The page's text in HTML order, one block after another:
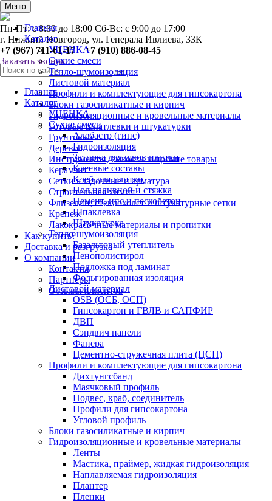
Меню
Главная
Каталог
УЦЕНКА
Сухие смеси
Тепло-шумоизоляция
Листовой материал
Профили и комплектующие для гипсокартона
Блоки газосиликатные и кирпич
Гидроизоляционные и кровельные материалы
Готовые шпатлевки и штукатурки
Грунтовки
Дерево
Инструменты, ёмкости и прочие товары
Керамзит
Сетки кладочные и арматура
Строительная химия
Флизелин, стеклохолст и штукатурные сетки
Крепеж
Лакокрасочные материалы и пропитки
Как купить?
Доставка и разгрузка
О компании
Контакты
Партнеры
Отзывы клиентов
0
Пн-Пт: с 8:30 до 18:00 Сб-Вс: с 9:00 до 17:00
г. Нижний Новгород, ул. Генерала Ивлиева, 33К
+7 (967) 711-61-17 +7 (910) 886-08-45
Заказать звонок
Главная
Каталог
УЦЕНКА
Сухие смеси
Алебастр (гипс)
Гидроизоляция
Затирка для швов плитки
Клеевые составы
Клей для плитки
Пол наливной и стяжка
Цемент, цпс и пескобетон
Шпаклевка
Штукатурка
Тепло-шумоизоляция
Базальтовый утеплитель
Пенополистирол
Подложка под ламинат
Фольгированная изоляция
Листовой материал
OSB (ОСБ, ОСП)
Гипсокартон и ГВЛВ и САПФИР
ДВП
Сэндвич панели
Фанера
Цементно-стружечная плита (ЦСП)
Профили и комплектующие для гипсокартона
Дихтунгсбанд
Маячковый профиль
Подвес, краб, соединитель
Профили для гипсокартона
Угловой профиль
Блоки газосиликатные и кирпич
Гидроизоляционные и кровельные материалы
Ленты
Мастика, праймер, жидкая гидроизоляция
Наплавляемая гидроизоляция
Плантер
Пленки